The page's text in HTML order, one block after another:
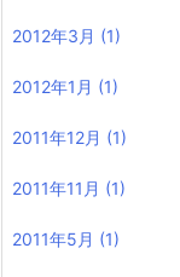
2012年3月 (1)
2012年1月 (1)
2011年12月 (1)
2011年11月 (1)
2011年5月 (1)